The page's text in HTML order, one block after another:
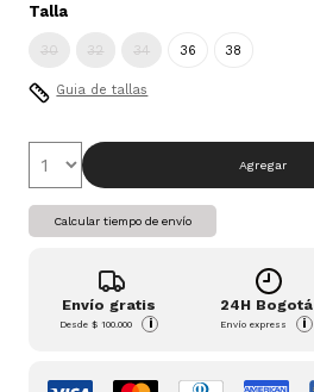
Talla
30 32 34 36 38
Guia de tallas
Agregar
Calcular tiempo de envío
Envío gratis
Desde$ 100.000 i
24H Bogotá
Envío express i